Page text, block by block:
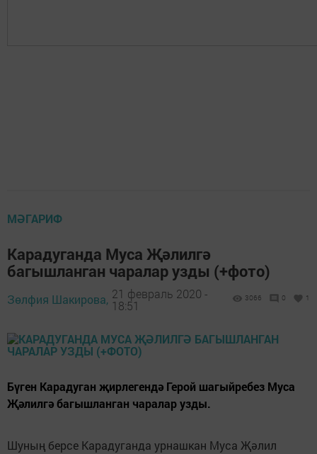
МӘГАРИФ
Карадуганда Муса Җәлилгә
багышланган чаралар узды (+фото)
Зөлфия Шакирова, 21 февраль 2020 -
18:51
3066 0 1
Бүген Карадуган җирлегендә Герой шагыйребез Муса
Җәлилгә багышланган чаралар узды.
Шуның берсе Карадуганда урнашкан Муса Җәлил